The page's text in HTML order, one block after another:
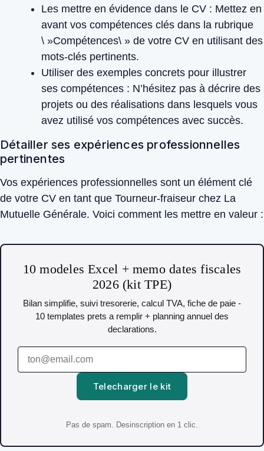
Les mettre en évidence dans le CV : Mettez en
avant vos compétences clés dans la rubrique
\ »Compétences\ » de votre CV en utilisant des
mots-clés pertinents.
Utiliser des exemples concrets pour illustrer
ses compétences : N’hésitez pas à décrire des
projets ou des réalisations dans lesquels vous
avez utilisé vos compétences avec succès.
Détailler ses expériences professionnelles
pertinentes
Vos expériences professionnelles sont un élément clé
de votre CV en tant que Tourneur-fraiseur chez La
Mutuelle Générale. Voici comment les mettre en valeur :
10 modeles Excel + memo dates fiscales
2026 (kit TPE)
Bilan simplifie, suivi tresorerie, calcul TVA, fiche de paie -
10 templates prets a remplir + planning annuel des
declarations.
Telecharger le kit
Pas de spam. Desinscription en 1 clic.